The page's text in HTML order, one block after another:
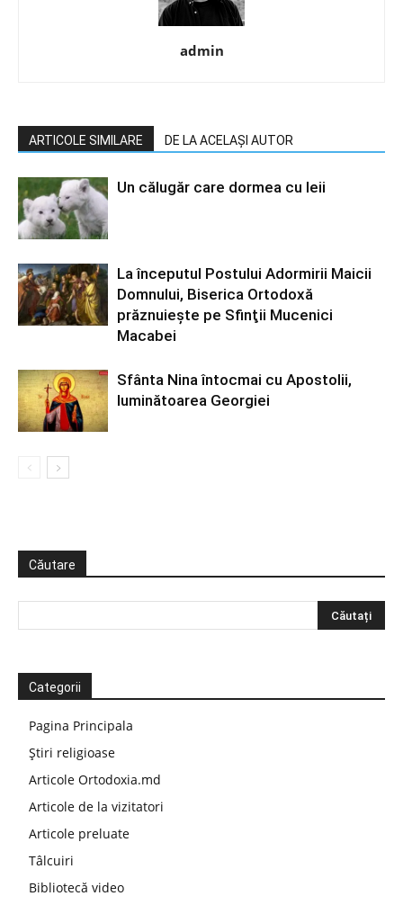
admin
ARTICOLE SIMILARE DE LA ACELAȘI AUTOR
Un călugăr care dormea cu leii
La începutul Postului Adormirii Maicii
Domnului, Biserica Ortodoxă
prăznuiește pe Sfinţii Mucenici
Macabei
Sfânta Nina întocmai cu Apostolii,
luminătoarea Georgiei
Căutare
Categorii
Pagina Principala
Știri religioase
Articole Ortodoxia.md
Articole de la vizitatori
Articole preluate
Tâlcuiri
Bibliotecă video